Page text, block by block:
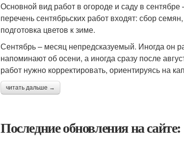
Основной вид работ в огороде и саду в
перечень сентябрьских работ входят: сбор
подготовка цветов к зиме.
Сентябрь – месяц непредсказуемый. Иногда он
напоминают об осени, а иногда сразу после
работ нужно корректировать, ориентируясь на
читать дальше →
Последние обновления на сайте: